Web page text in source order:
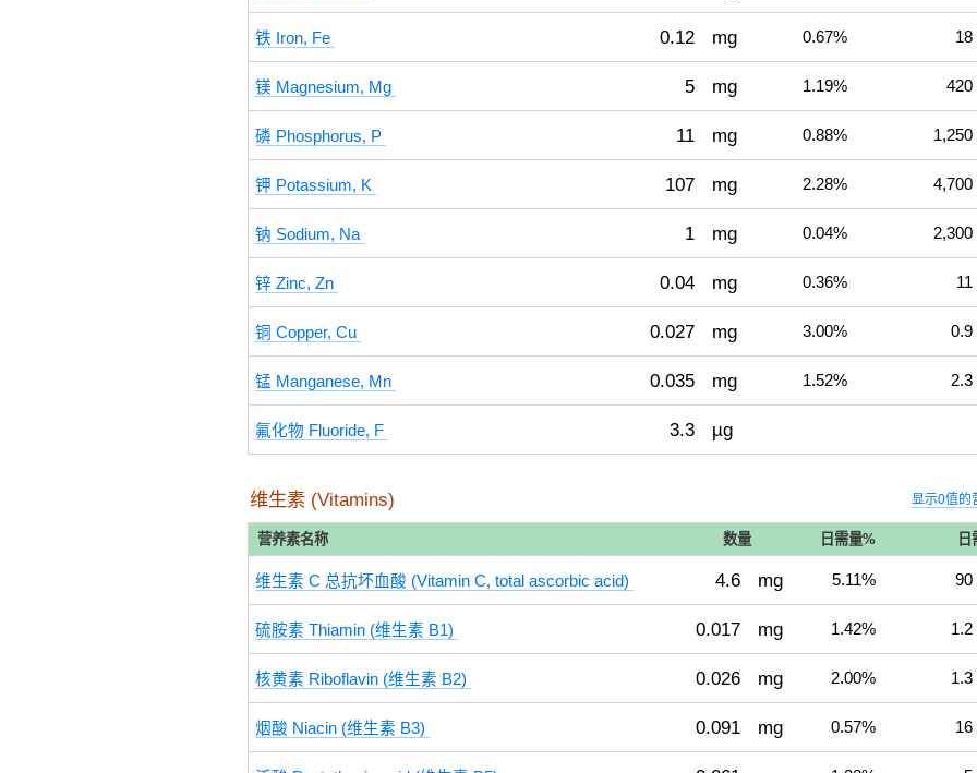
铁 Iron, Fe 0.12 mg 0.67% 18
镁 Magnesium, Mg 5 mg 1.19% 420
磷 Phosphorus, P 11 mg 0.88% 1,250
钾 Potassium, K 107 mg 2.28% 4,700
钠 Sodium, Na 1 mg 0.04% 2,300
锌 Zinc, Zn 0.04 mg 0.36%
铜 Copper, Cu 0.027 mg 3.00% 0.9
锰 Manganese, Mn 0.035 mg 1.52% 2.3
氟化物 Fluoride, F 3.3 µg
维生素 (Vitamins) 显示0值的
营养素名称 数量 日需量% 日
维生素 C 总抗坏血酸 (Vitamin C, total ascorbic acid) 4.6 mg 5.11% 90
硫胺素 Thiamin (维生素 B1) 0.017 mg 1.42% 1.2
核黄素 Riboflavin (维生素 B2) 0.026 mg 2.00% 1.3
烟酸 Niacin (维生素 B3) 0.091 mg 0.57% 16